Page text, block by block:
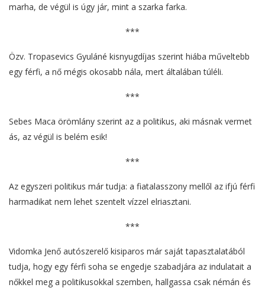
marha, de végül is úgy jár, mint a szarka farka.
***
Özv. Tropasevics Gyuláné kisnyugdíjas szerint hiába műveltebb
egy férfi, a nő mégis okosabb nála, mert általában túléli.
***
Sebes Maca örömlány szerint az a politikus, aki másnak vermet
ás, az végül is belém esik!
***
Az egyszeri politikus már tudja: a fiatalasszony mellől az ifjú férfi
harmadikat nem lehet szentelt vízzel elriasztani.
***
Vidomka Jenő autószerelő kisiparos már saját tapasztalatából
tudja, hogy egy férfi soha se engedje szabadjára az indulatait a
nőkkel meg a politikusokkal szemben, hallgassa csak némán és